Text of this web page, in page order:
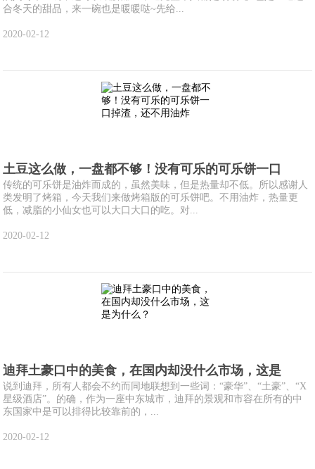
合冬天的甜品，来一碗也是暖暖哒~先给...
2020-02-12
土豆这么做，一盘都不够！没有可乐的可乐饼一口
传统的可乐饼是油炸而成的，虽然美味，但是热量却不低。所以感谢人
类发明了烤箱，今天我们来做烤箱版的可乐饼吧。不用油炸，热量更
低，减脂的小仙女也可以大口大口的吃。对...
2020-02-12
迪拜土豪口中的美食，在国内却没什么市场，这是
说到迪拜，所有人都会不约而同地联想到一些词：“豪华”、“土豪”、“X
星级酒店”。的确，作为一座中东城市，迪拜的景观和市容在所有的中
东国家中是可以排得比较靠前的，...
2020-02-12